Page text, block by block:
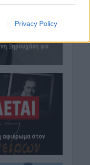
Privacy Policy